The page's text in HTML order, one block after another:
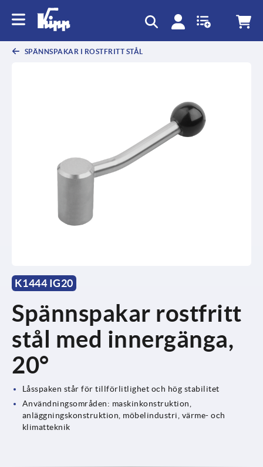
SPÄNNSPAKAR I ROSTFRITT STÅL
K1444 IG20
Spännspakar rostfritt
stål med innergänga,
20°
Låsspaken står för tillförlitlighet och hög stabilitet
Användningsområden: maskinkonstruktion,
anläggningskonstruktion, möbelindustri, värme- och
klimatteknik